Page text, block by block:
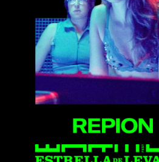
Repion